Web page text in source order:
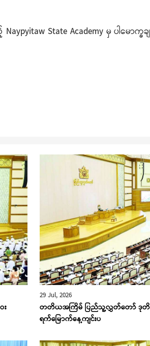
State Academy မှ ပါမောက္ခချု
29 Jul, 2026
တတိယအကြိမ် ပြည်သူ့လွှတ်တော် ဒုတိ
ရက်မြောက်နေ့ကျင်းပ